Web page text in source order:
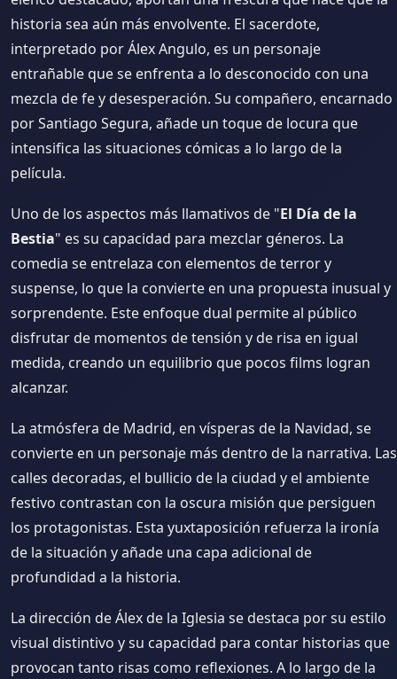
historia sea aún más envolvente. El sacerdote,
interpretado por Álex Angulo, es un personaje
entrañable que se enfrenta a lo desconocido con una
mezcla de fe y desesperación. Su compañero, encarnado
por Santiago Segura, añade un toque de locura que
intensifica las situaciones cómicas a lo largo de la
película.
Uno de los aspectos más llamativos de "El Día de la
Bestia" es su capacidad para mezclar géneros. La
comedia se entrelaza con elementos de terror y
suspense, lo que la convierte en una propuesta inusual y
sorprendente. Este enfoque dual permite al público
disfrutar de momentos de tensión y de risa en igual
medida, creando un equilibrio que pocos films logran
alcanzar.
La atmósfera de Madrid, en vísperas de la Navidad, se
convierte en un personaje más dentro de la narrativa. Las
calles decoradas, el bullicio de la ciudad y el ambiente
festivo contrastan con la oscura misión que persiguen
los protagonistas. Esta yuxtaposición refuerza la ironía
de la situación y añade una capa adicional de
profundidad a la historia.
La dirección de Álex de la Iglesia se destaca por su estilo
visual distintivo y su capacidad para contar historias que
provocan tanto risas como reflexiones. A lo largo de la